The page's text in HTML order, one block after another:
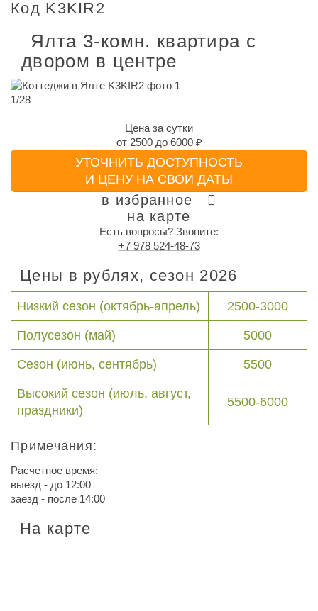
Код K3KIR2
Ялта 3-комн. квартира с
двором в центре
1/28
Цена за сутки
от 2500до 6000 ₽
УТОЧНИТЬ ДОСТУПНОСТЬ
И ЦЕНУ НА СВОИ ДАТЫ
в избранное
на карте
Есть вопросы? Звоните:
+7 978 524-48-73
Цены в рублях, сезон 2026
Низкий сезон (октябрь-апрель) 2500-3000
Полусезон (май) 5000
Сезон (июнь, сентябрь) 5500
Высокий сезон (июль, август,
праздники)
5500-6000
Примечания:
Расчетное время:
выезд - до 12:00
заезд - после 14:00
На карте